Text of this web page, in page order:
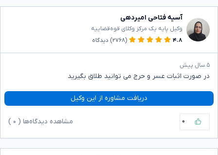
آسیه فتاحی امیردهی
وکیل پایه یک مرکز وکلای قوه‌قضاییه
۴.۸
(۲۷۶۸) دیدگاه
۵ سال پیش
در صورت اثبات عسر و حرج می توانید طلاق بگیرید
دریافت مشاوره از این وکیل
۰ مشاهده دیدگاه‌ها ( ۰